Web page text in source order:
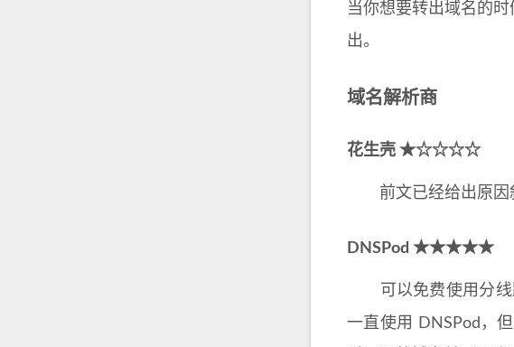
当你想要转出域名的
出。
域名解析商
花生壳 ★☆☆☆☆
前文已经给出原因叙
DNSPod ★★★★★
可以免费使用分线
一直使用 DNSPod，